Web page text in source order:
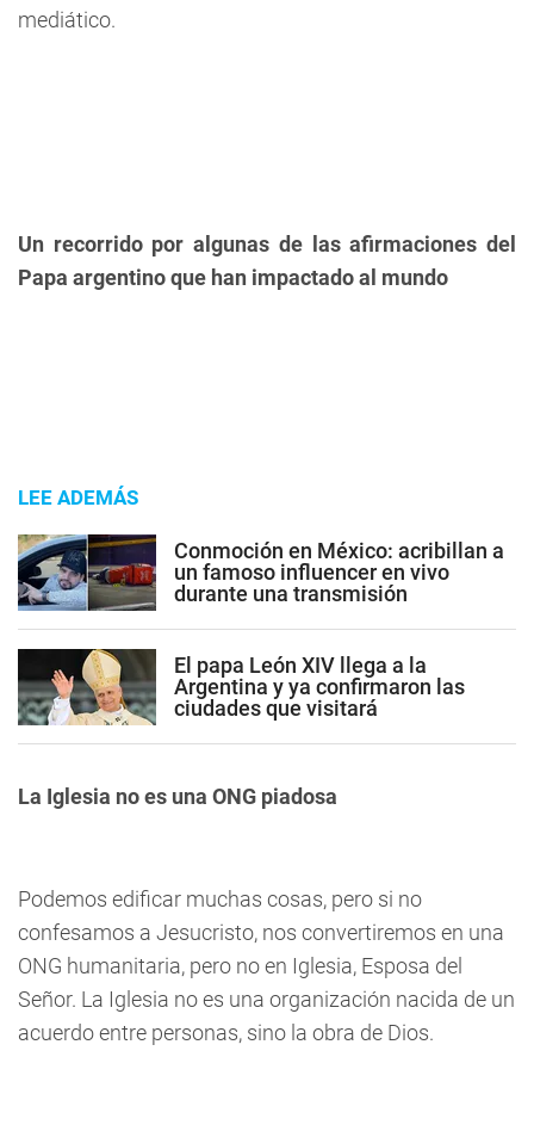
mediático.
Un recorrido por algunas de las afirmaciones del
Papa argentino que han impactado al mundo
LEE ADEMÁS
Conmoción en México: acribillan a
un famoso influencer en vivo
durante una transmisión
El papa León XIV llega a la
Argentina y ya confirmaron las
ciudades que visitará
La Iglesia no es una ONG piadosa
Podemos edificar muchas cosas, pero si no
confesamos a Jesucristo, nos convertiremos en una
ONG humanitaria, pero no en Iglesia, Esposa del
Señor. La Iglesia no es una organización nacida de un
acuerdo entre personas, sino la obra de Dios.